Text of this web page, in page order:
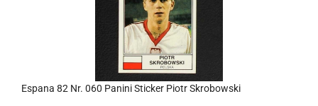
Espana 82 Nr. 060 Panini Sticker Piotr Skrobowski